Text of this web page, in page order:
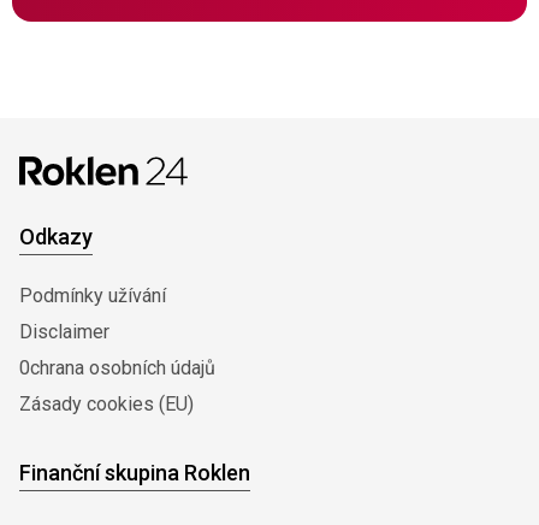
Odkazy
Podmínky užívání
Disclaimer
0chrana osobních údajů
Zásady cookies (EU)
Finanční skupina Roklen